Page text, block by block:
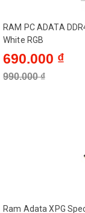
RAM PC ADATA
White RGB
690.000 ₫
990.000 ₫
Ram Adata XPG